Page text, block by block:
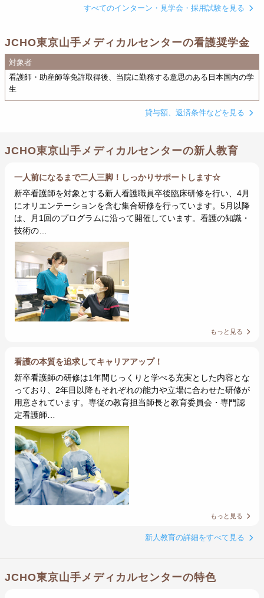
すべてのインターン・見学会・採用試験を見る
JCHO東京山手メディカルセンターの看護奨学金
対象者
看護師・助産師等免許取得後、当院に勤務する意思のある日本国内の学
生
貸与額、返済条件などを見る
JCHO東京山手メディカルセンターの新人教育
一人前になるまで二人三脚！しっかりサポートします☆
新卒看護師を対象とする新人看護職員卒後臨床研修を行い、4月
にオリエンテーションを含む集合研修を行っています。5月以降
は、月1回のプログラムに沿って開催しています。看護の知識・
技術の…
もっと見る
看護の本質を追求してキャリアアップ！
新卒看護師の研修は1年間じっくりと学べる充実とした内容とな
っており、2年目以降もそれぞれの能力や立場に合わせた研修が
用意されています。専従の教育担当師長と教育委員会・専門認
定看護師…
もっと見る
新人教育の詳細をすべて見る
JCHO東京山手メディカルセンターの特色